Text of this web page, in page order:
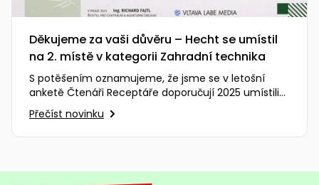
Děkujeme za vaši důvěru – Hecht se umístil
na 2. místě v kategorii Zahradní technika
S potěšením oznamujeme, že jsme se v letošní
anketě Čtenáři Receptáře doporučují 2025 umístili
na vynikajícím 2. místě…
Přečíst novinku